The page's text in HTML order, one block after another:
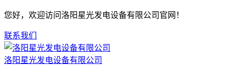
您好，欢迎访问洛阳星光发电设备有限公司官网！
联系我们
洛阳星光发电设备有限公司